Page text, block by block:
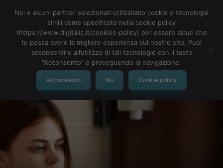
MENU
Noi e alcuni partner selezionati utilizziamo cookie o tecnologie
simili come specificato nella cookie policy
(https://www.digitalic.it/cookies-policy) per essere sicuri che
tu possa avere la migliore esperienza sul nostro sito. Puoi
acconsentire all’utilizzo di tali tecnologie con il tasto
"Acconsento" o proseguendo la navigazione.
Acconsento No Cookie policy